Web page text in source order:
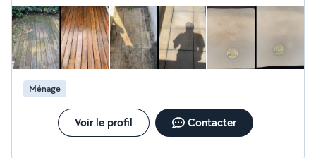
fin. Je recommande vivement ses services 👍
Ménage
Voir le profil Contacter